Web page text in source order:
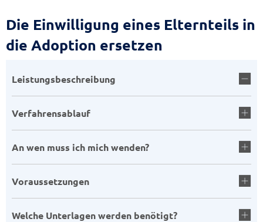
Die Einwilligung eines Elternteils in
die Adoption ersetzen
Leistungsbeschreibung
Verfahrensablauf
An wen muss ich mich wenden?
Voraussetzungen
Welche Unterlagen werden benötigt?